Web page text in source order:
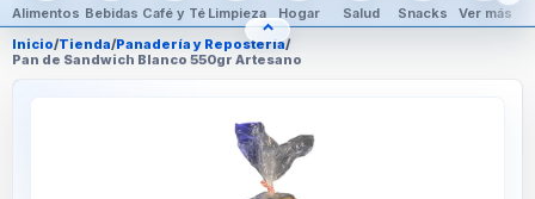
Alimentos Bebidas Café y Té Limpieza Hogar Salud Snacks Ver más
⌃OCULTAR CATEGORÍAS
Inicio/Tienda/Panadería y Repostería/
Pan de Sandwich Blanco 550gr Artesano